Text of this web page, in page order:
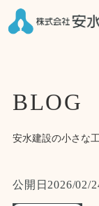
BLOG
安水建設の小さな
公開日 2026/02/